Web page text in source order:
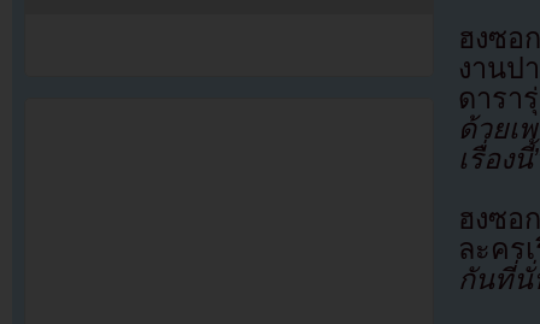
ฮงซอ
งานป
ดารา
ด้วยเ
เรื่องนี้
ฮงซอ
ละคร
กันที่นั่